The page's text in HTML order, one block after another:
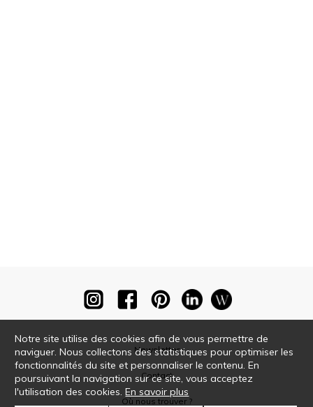
Newsletter
Contact
Où nous trouver ?
Notre site utilise des cookies afin de vous permettre de
naviguer. Nous collectons des statistiques pour optimiser les
fonctionnalités du site et personnaliser le contenu. En
poursuivant la navigation sur ce site, vous acceptez
l'utilisation des cookies.En savoir plus